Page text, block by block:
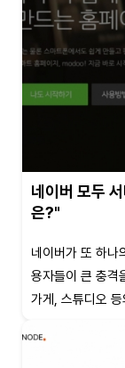
네이버 모두
은?"
네이버가 또 하나
용자들이 큰 충격
가게, 스튜디오